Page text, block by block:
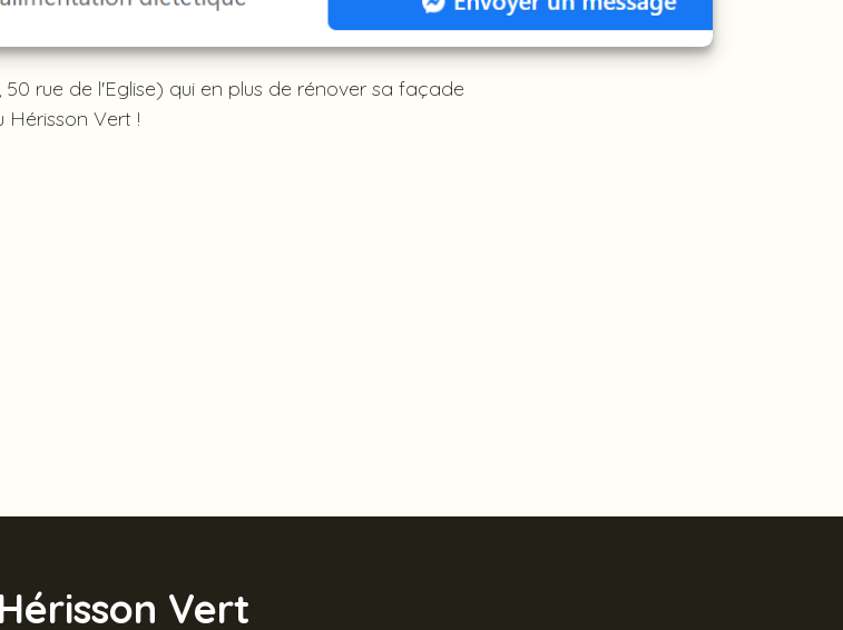
rue de l'Eglise) qui en plus de rénover sa façade
Hérisson Vert !
Vert